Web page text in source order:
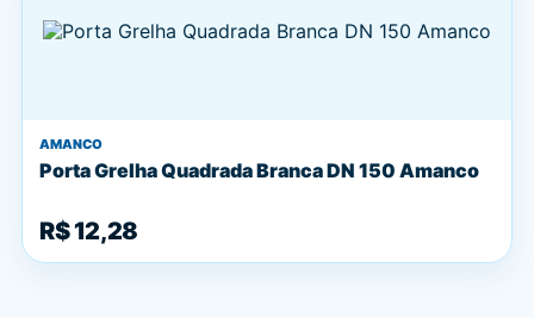
AMANCO
Porta Grelha Quadrada Branca DN 150 Amanco
R$ 12,28